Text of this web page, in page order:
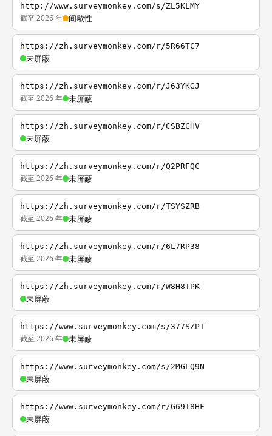
http://www.surveymonkey.com/s/ZL5KLMY
截至 2026 年 间歇性
https://zh.surveymonkey.com/r/5R66TC7
未屏蔽
https://zh.surveymonkey.com/r/J63YKGJ
截至 2026 年 未屏蔽
https://zh.surveymonkey.com/r/CSBZCHV
未屏蔽
https://zh.surveymonkey.com/r/Q2PRFQC
截至 2026 年 未屏蔽
https://zh.surveymonkey.com/r/TSYSZRB
截至 2026 年 未屏蔽
https://zh.surveymonkey.com/r/6L7RP38
截至 2026 年 未屏蔽
https://zh.surveymonkey.com/r/W8H8TPK
未屏蔽
https://www.surveymonkey.com/s/377SZPT
截至 2026 年 未屏蔽
https://www.surveymonkey.com/s/2MGLQ9N
未屏蔽
https://www.surveymonkey.com/r/G69T8HF
未屏蔽